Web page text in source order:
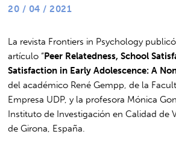
20 / 04 / 2021
La revista Frontiers in Psychology
artículo “Peer Relatedness, School
Satisfaction in Early Adolescence: A
del académico René Gempp, de la
Empresa UDP, y la profesora Mónica
Instituto de Investigación en Calidad de
de Girona, España.